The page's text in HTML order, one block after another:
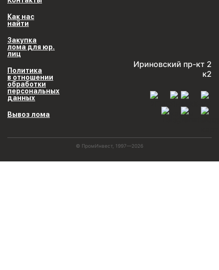
Как нас
найти
Закупка
лома для юр.
лиц
Политика
в отношении
обработки
персональных
данных
Вывоз лома
Ириновский пр-кт 2
к2
© ПромИнвест, 1997—2026